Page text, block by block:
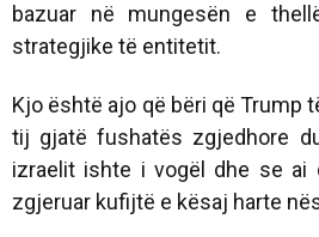
bazuar në mungesën e
strategjike të entitetit.
Kjo është ajo që bëri që Trump
tij gjatë fushatës zgjedhore
izraelit ishte i vogël dhe se ai
zgjeruar kufijtë e kësaj harte